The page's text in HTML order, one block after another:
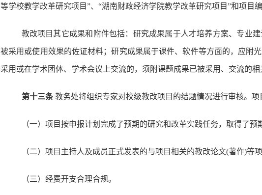
等学校教学改革研究项目”、“湖南财政经济学院教学改革研究项目”和项目
教改项目其它成果和附件包括：研究成果属于人才培养方案、专业
被采用或使用效果的佐证材料；研究成果属于课件、软件等方面的，应附
采用或在学术团体、学术会议上交流的，须附课题成果已被采用、交流的相
第十三条教务处将组织专家对校级教改项目的结题情况进行审核。项
（一）项目按申报计划完成了预期的研究和改革实践任务，取得了
（二）项目主持人及成员正式发表的与项目相关的教改论文(著作)等
（三）经费开支合理合规。